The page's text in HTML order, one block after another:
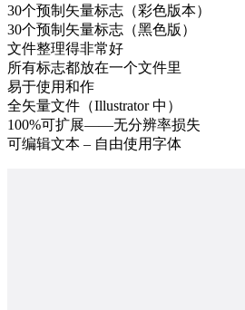
30个预制矢量标志（彩色版本）
30个预制矢量标志（黑色版）
文件整理得非常好
所有标志都放在一个文件里
易于使用和作
全矢量文件（Illustrator 中）
100%可扩展——无分辨率损失
可编辑文本 – 自由使用字体